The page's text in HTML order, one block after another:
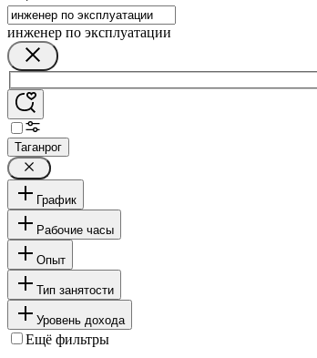
инженер по эксплуатации
Таганрог
График
Рабочие часы
Опыт
Тип занятости
Уровень дохода
Ещё фильтры